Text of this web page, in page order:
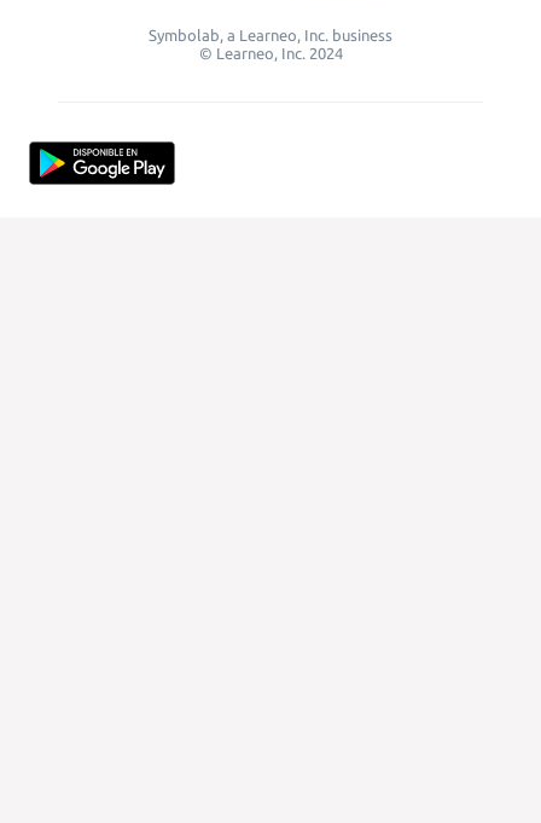
Symbolab, a Learneo, Inc. business
© Learneo, Inc. 2024